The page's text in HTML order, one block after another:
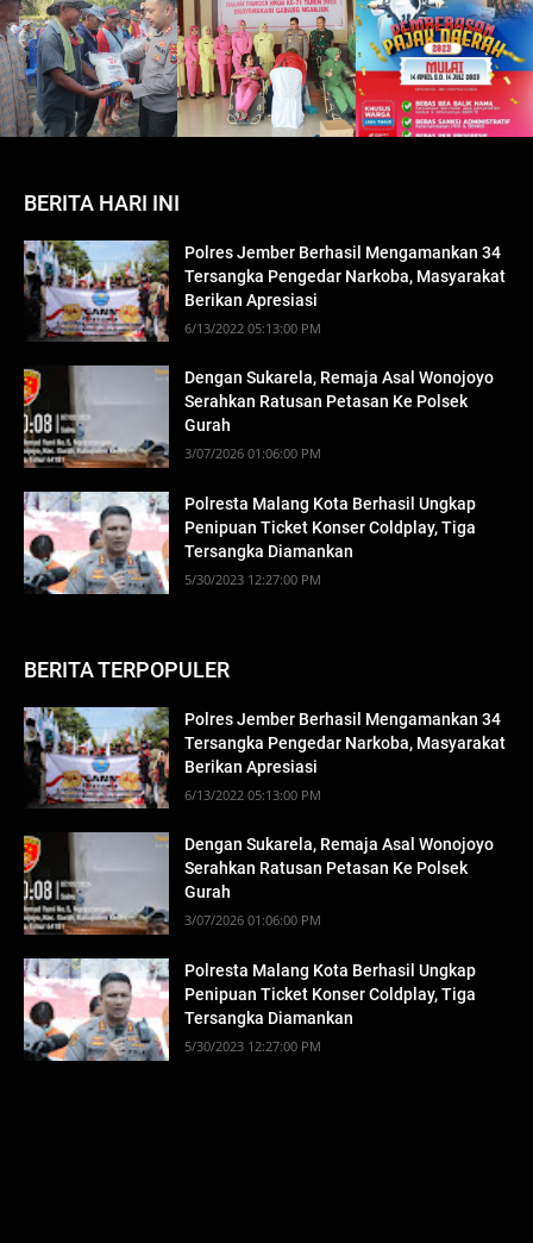
BERITA HARI INI
Polres Jember Berhasil Mengamankan 34
Tersangka Pengedar Narkoba, Masyarakat
Berikan Apresiasi
6/13/2022 05:13:00 PM
Dengan Sukarela, Remaja Asal Wonojoyo
Serahkan Ratusan Petasan Ke Polsek
Gurah
3/07/2026 01:06:00 PM
Polresta Malang Kota Berhasil Ungkap
Penipuan Ticket Konser Coldplay, Tiga
Tersangka Diamankan
5/30/2023 12:27:00 PM
BERITA TERPOPULER
Polres Jember Berhasil Mengamankan 34
Tersangka Pengedar Narkoba, Masyarakat
Berikan Apresiasi
6/13/2022 05:13:00 PM
Dengan Sukarela, Remaja Asal Wonojoyo
Serahkan Ratusan Petasan Ke Polsek
Gurah
3/07/2026 01:06:00 PM
Polresta Malang Kota Berhasil Ungkap
Penipuan Ticket Konser Coldplay, Tiga
Tersangka Diamankan
5/30/2023 12:27:00 PM